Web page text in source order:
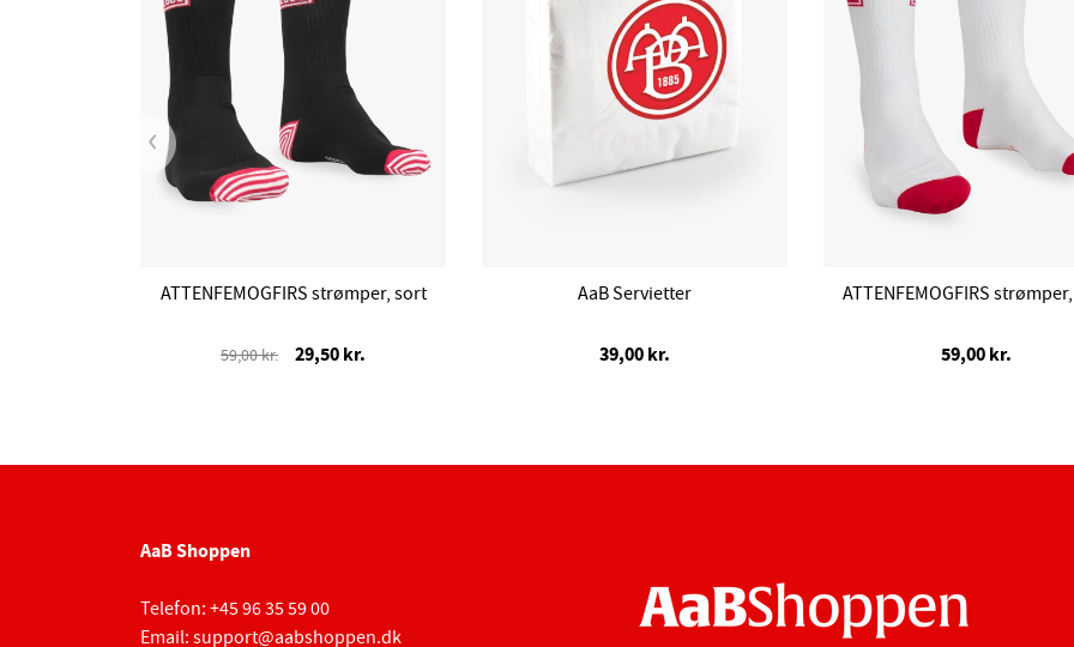
ATTENFEMOGFIRS strømper, sort
59,00 kr. 29,50 kr.
AaB Servietter
39,00 kr.
ATTENFEMOGFIRS
59,00 kr.
‹
AaB Shoppen
Telefon: +45 96 35 59 00
Email: support@aabshoppen.dk